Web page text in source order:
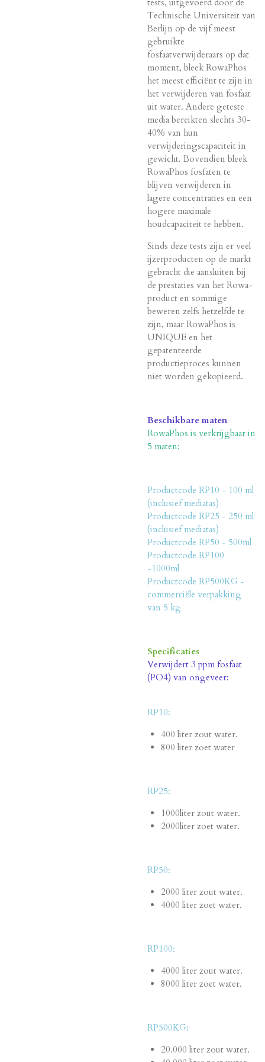
Technische Universiteit van
Berlijn op de vijf meest
gebruikte
fosfaatverwijderaars op dat
moment, bleek RowaPhos
het meest efficiënt te zijn in
het verwijderen van fosfaat
uit water. Andere geteste
media bereikten slechts 30-
40% van hun
verwijderingscapaciteit in
gewicht. Bovendien bleek
RowaPhos fosfaten te
blijven verwijderen in
lagere concentraties en een
hogere maximale
houdcapaciteit te hebben.
Sinds deze tests zijn er veel
ijzerproducten op de markt
gebracht die aansluiten bij
de prestaties van het Rowa-
product en sommige
beweren zelfs hetzelfde te
zijn, maar RowaPhos is
UNIQUE en het
gepatenteerde
productieproces kunnen
niet worden gekopieerd.
Beschikbare maten
RowaPhos is verkrijgbaar in
5 maten:
Productcode RP10 - 100 ml
(inclusief mediatas)
Productcode RP25 - 250 ml
(inclusief mediatas)
Productcode RP50 - 500ml
Productcode RP100
-1000ml
Productcode RP500KG -
commerciële verpakking
van 5 kg
Specificaties
Verwijdert 3 ppm fosfaat
(PO4) van ongeveer:
RP10:
400 liter zout water.
800 liter zoet water
RP25:
1000liter zout water.
2000liter zoet water.
RP50:
2000 liter zout water.
4000 liter zoet water.
RP100:
4000 liter zout water.
8000 liter zoet water.
RP500KG:
20.000 liter zout water.